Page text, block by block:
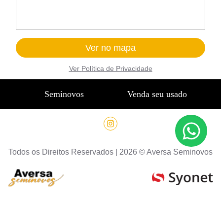
Ver no mapa
Ver Política de Privacidade
Seminovos Venda seu usado
Todos os Direitos Reservados | 2026 ©Aversa Seminovos